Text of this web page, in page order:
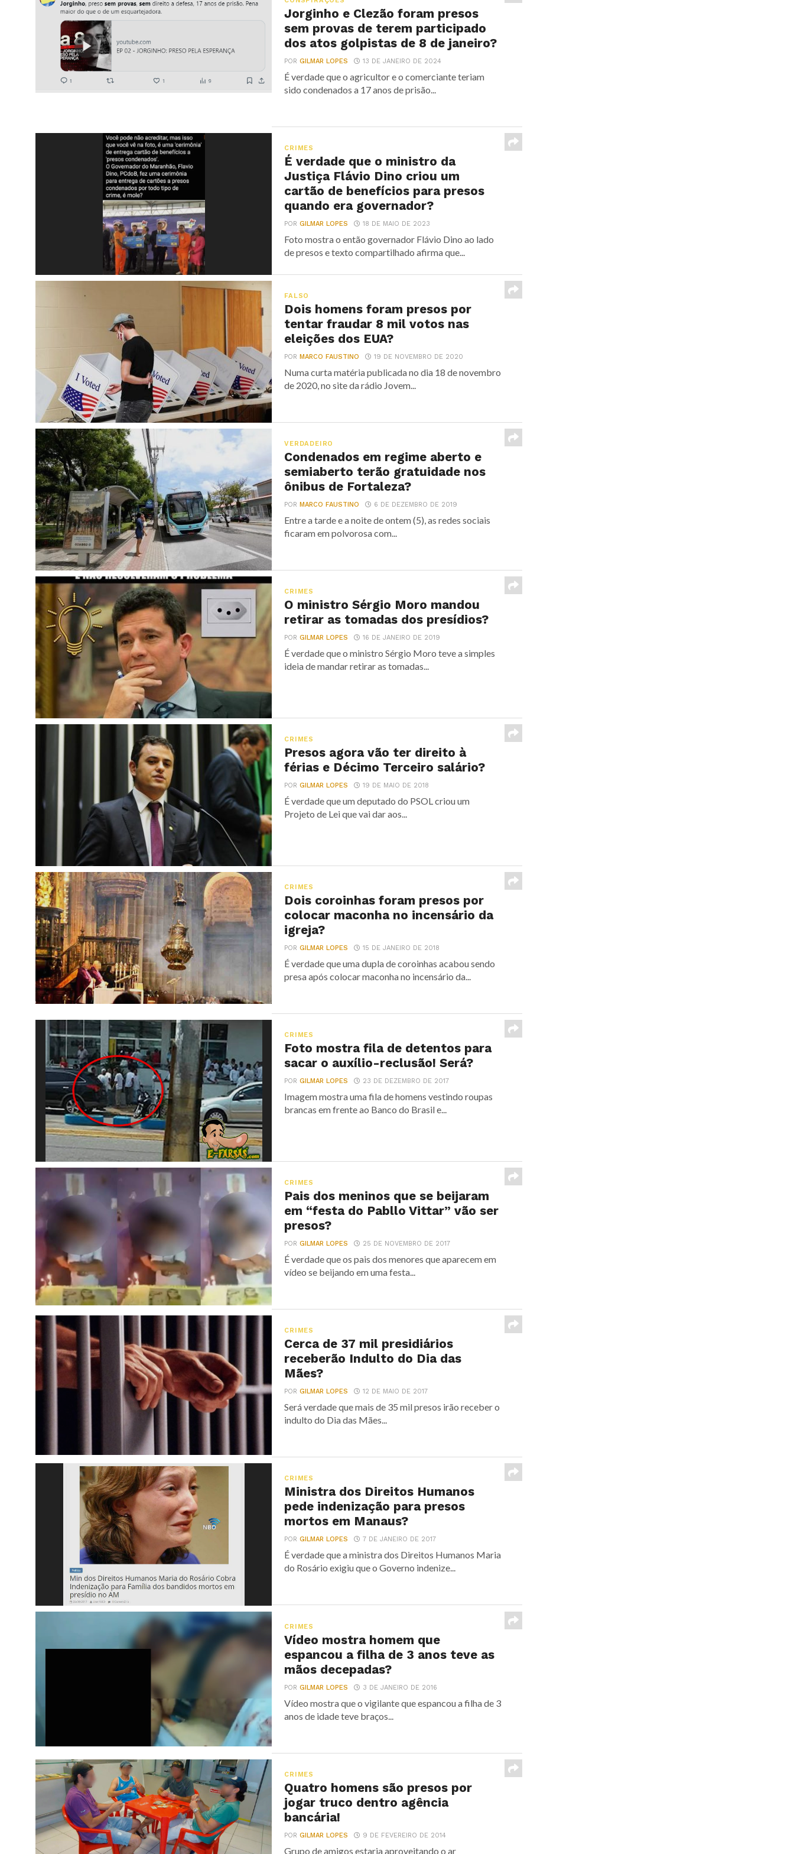
Jorginho e Clezão foram presos
sem provas de terem participado
dos atos golpistas de 8 de janeiro?
PORGILMAR LOPES 13 DE JANEIRO DE 2024
É verdade que o agricultor e o comerciante teriam
sido condenados a 17 anos de prisão...
CRIMES
É verdade que o ministro da
Justiça Flávio Dino criou um
cartão de benefícios para presos
quando era governador?
PORGILMAR LOPES 18 DE MAIO DE 2023
Foto mostra o então governador Flávio Dino ao lado
de presos e texto compartilhado afirma que...
FALSO
Dois homens foram presos por
tentar fraudar 8 mil votos nas
eleições dos EUA?
POR MARCO FAUSTINO 19 DE NOVEMBRO DE 2020
Numa curta matéria publicada no dia 18 de novembro
de 2020, no site da rádio Jovem...
VERDADEIRO
Condenados em regime aberto e
semiaberto terão gratuidade nos
ônibus de Fortaleza?
POR MARCO FAUSTINO 6 DE DEZEMBRO DE 2019
Entre a tarde e a noite de ontem (5), as redes sociais
ficaram em polvorosa com...
CRIMES
O ministro Sérgio Moro mandou
retirar as tomadas dos presídios?
PORGILMAR LOPES 16 DE JANEIRO DE 2019
É verdade que o ministro Sérgio Moro teve a simples
ideia de mandar retirar as tomadas...
CRIMES
Presos agora vão ter direito à
férias e Décimo Terceiro salário?
PORGILMAR LOPES 19 DE MAIO DE 2018
É verdade que um deputado do PSOL criou um
Projeto de Lei que vai dar aos...
CRIMES
Dois coroinhas foram presos por
colocar maconha no incensário da
igreja?
PORGILMAR LOPES 15 DE JANEIRO DE 2018
É verdade que uma dupla de coroinhas acabou sendo
presa após colocar maconha no incensário da...
CRIMES
Foto mostra fila de detentos para
sacar o auxílio-reclusão! Será?
PORGILMAR LOPES 23 DE DEZEMBRO DE 2017
Imagem mostra uma fila de homens vestindo roupas
brancas em frente ao Banco do Brasil e...
CRIMES
Pais dos meninos que se beijaram
em “festa do Pabllo Vittar” vão ser
presos?
PORGILMAR LOPES 25 DE NOVEMBRO DE 2017
É verdade que os pais dos menores que aparecem em
vídeo se beijando em uma festa...
CRIMES
Cerca de 37 mil presidiários
receberão Indulto do Dia das
Mães?
PORGILMAR LOPES 12 DE MAIO DE 2017
Será verdade que mais de 35 mil presos irão receber o
indulto do Dia das Mães...
CRIMES
Ministra dos Direitos Humanos
pede indenização para presos
mortos em Manaus?
PORGILMAR LOPES 7 DE JANEIRO DE 2017
É verdade que a ministra dos Direitos Humanos Maria
do Rosário exigiu que o Governo indenize...
CRIMES
Vídeo mostra homem que
espancou a filha de 3 anos teve as
mãos decepadas?
PORGILMAR LOPES 3 DE JANEIRO DE 2016
Vídeo mostra que o vigilante que espancou a filha de 3
anos de idade teve braços...
CRIMES
Quatro homens são presos por
jogar truco dentro agência
bancária!
PORGILMAR LOPES 9 DE FEVEREIRO DE 2014
Grupo de amigos estaria aproveitando o ar